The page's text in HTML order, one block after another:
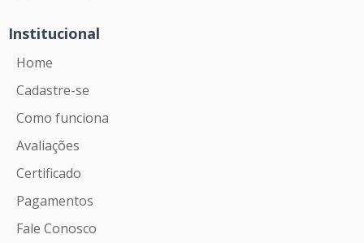
Institucional
Home
Cadastre-se
Como funciona
Avaliações
Certificado
Pagamentos
Fale Conosco